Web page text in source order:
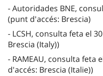
Autoridades BNE,
(punt d'accés: Brescia)
LCSH, consulta feta el
Brescia (Italy))
RAMEAU, consulta feta
d'accés: Brescia (Italie))